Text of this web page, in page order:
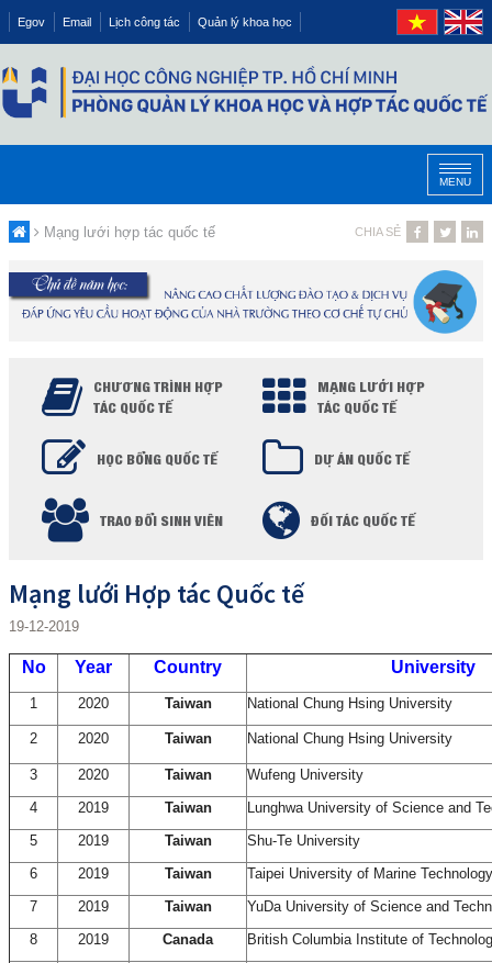
Egov Email Lịch công tác Quản lý khoa học
MENU
Mạng lưới hợp tác quốc tế CHIA SẺ
CHƯƠNG TRÌNH HỢP
TÁC QUỐC TẾ
MẠNG LƯỚI HỢP
TÁC QUỐC TẾ
HỌC BỔNG QUỐC TẾ DỰ ÁN QUỐC TẾ
TRAO ĐỔI SINH VIÊN ĐỐI TÁC QUỐC TẾ
Mạng lưới Hợp tác Quốc tế
19-12-2019
No Year Country University
1 2020 Taiwan National Chung Hsing University
2 2020 Taiwan National Chung Hsing University
3 2020 Taiwan
Wufeng University
4
2019 Taiwan
Lunghwa University of Science and
5
2019 Taiwan
Shu-Te University
6
2019 Taiwan
Taipei University of Marine Technology
7
2019 Taiwan
YuDa University of Science and
8
2019 Canada
British Columbia Institute of